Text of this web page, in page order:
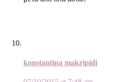
konstantina makripidi